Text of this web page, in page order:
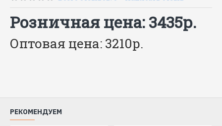
Розничная цена: 3435р.
Оптовая цена: 3210р.
РЕКОМЕНДУЕМ